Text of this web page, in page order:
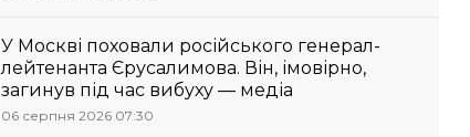
У Москві поховали російського генерал-
лейтенанта Єрусалимова. Він, імовірно,
загинув під час вибуху — медіа
06 серпня 2026 07:30